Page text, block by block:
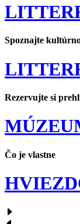
Spoznajte
Rezervujte si
Čo je vlastne